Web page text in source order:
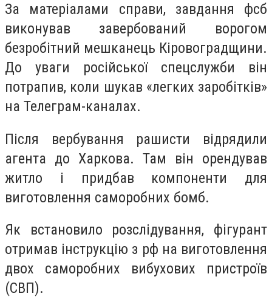
За матеріалами справи, завдання фсб
виконував завербований ворогом
безробітний мешканець Кіровоградщини.
До уваги російської спецслужби він
потрапив, коли шукав «легких заробітків»
на Телеграм-каналах.
Після вербування рашисти відрядили
агента до Харкова. Там він орендував
житло і придбав компоненти для
виготовлення саморобних бомб.
Як встановило розслідування, фігурант
отримав інструкцію з рф на виготовлення
двох саморобних вибухових пристроїв
(СВП).